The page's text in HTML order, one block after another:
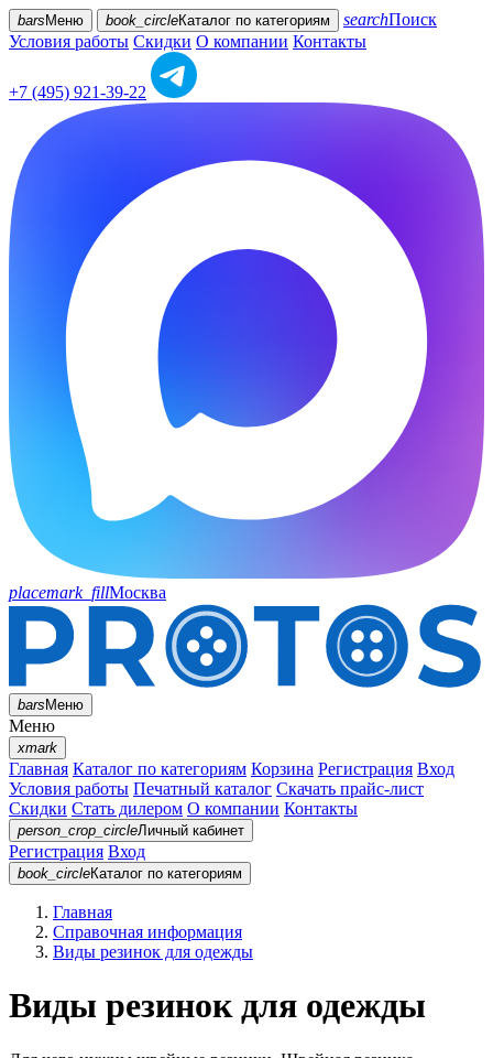
bars Меню book_circleКаталог по категориям searchПоиск
Условия работы Скидки О компании Контакты
+7 (495) 921-39-22
placemark_fillМосква
barsМеню
Меню
xmark
Главная Каталог по категориям Корзина Регистрация Вход
Условия работы Печатный каталог Скачать прайс-лист
Скидки Стать дилером О компании Контакты
person_crop_circleЛичный кабинет
Регистрация Вход
book_circleКаталог по категориям
Главная
Справочная информация
Виды резинок для одежды
Виды резинок для одежды